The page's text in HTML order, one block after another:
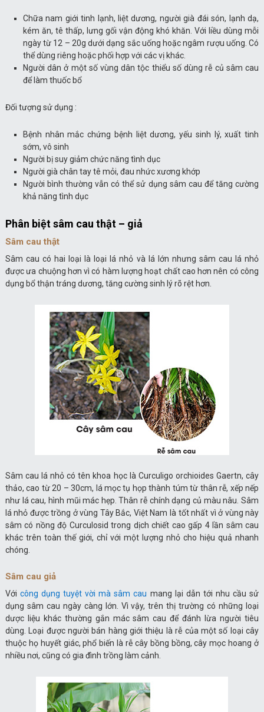
Chữa nam giới tinh lạnh, liệt dương, người già đái són, lạnh dạ,
kém ăn, tê thấp, lưng gối vận động khó khăn. Với liều dùng mỗi
ngày từ 12 – 20g dưới dạng sắc uống hoặc ngâm rượu uống. Có
thể dùng riêng hoặc phối hợp với các vị khác.
Người dân ở một số vùng dân tộc thiểu số dùng rễ củ sâm cau
để làm thuốc bổ
Đối tượng sử dụng :
Bệnh nhân mắc chứng bệnh liệt dương, yếu sinh lý, xuất tinh
sớm, vô sinh
Người bị suy giảm chức năng tình dục
Người già chân tay tê mỏi, đau nhức xương khớp
Người bình thường vẫn có thể sử dụng sâm cau để tăng cường
khả năng tình dục
Phân biệt sâm cau thật – giả
Sâm cau thật
Sâm cau có hai loại là loại lá nhỏ và lá lớn nhưng sâm cau lá nhỏ
được ưa chuộng hơn vì có hàm lượng hoạt chất cao hơn nên có công
dụng bổ thận tráng dương, tăng cường sinh lý rõ rệt hơn.
Sâm cau lá nhỏ có tên khoa học là Curculigo orchioides Gaertn, cây
thảo, cao từ 20 – 30cm, lá mọc tụ họp thành túm từ thân rễ, xếp nếp
như lá cau, hình mũi mác hẹp. Thân rễ chính dạng củ màu nâu. Sâm
lá nhỏ được trồng ở vùng Tây Bắc, Việt Nam là tốt nhất vì ở vùng này
sâm có nồng độ Curculosid trong dịch chiết cao gấp 4 lần sâm cau
khác trên toàn thế giới, chỉ với một lượng nhỏ cho hiệu quả nhanh
chóng.
Sâm cau giả
Vớicông dụng tuyệt vời mà sâm cau mang lại dẫn tới nhu cầu sử
dụng sâm cau ngày càng lớn. Vì vậy, trên thị trường có những loại
dược liệu khác thường gắn mác sâm cau để đánh lừa người tiêu
dùng. Loại được người bán hàng giới thiệu là rễ của một số loại cây
thuộc họ huyết giác, phổ biến là rễ cây bồng bồng, cây mọc hoang ở
nhiều nơi, cũng có gia đình trồng làm cảnh.